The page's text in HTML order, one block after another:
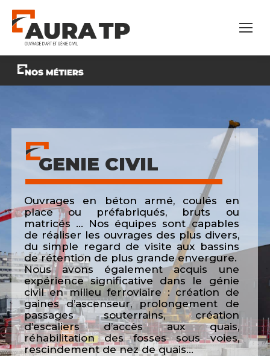
Ouvrages en béton armé, coulés en
place ou préfabriqués, bruts ou
matricés … Nos équipes sont capables
de réaliser les ouvrages des plus divers,
du simple regard de visite aux bassins
de rétention de plus grande envergure.
Nous avons également acquis une
expérience significative dans le génie
civil en milieu ferroviaire : création de
gaines d’ascenseur, prolongement de
passages souterrains, création
d’escaliers d’accès aux quais,
réhabilitation des fosses sous voies,
rescindement de nez de quais…
GENIE CIVIL